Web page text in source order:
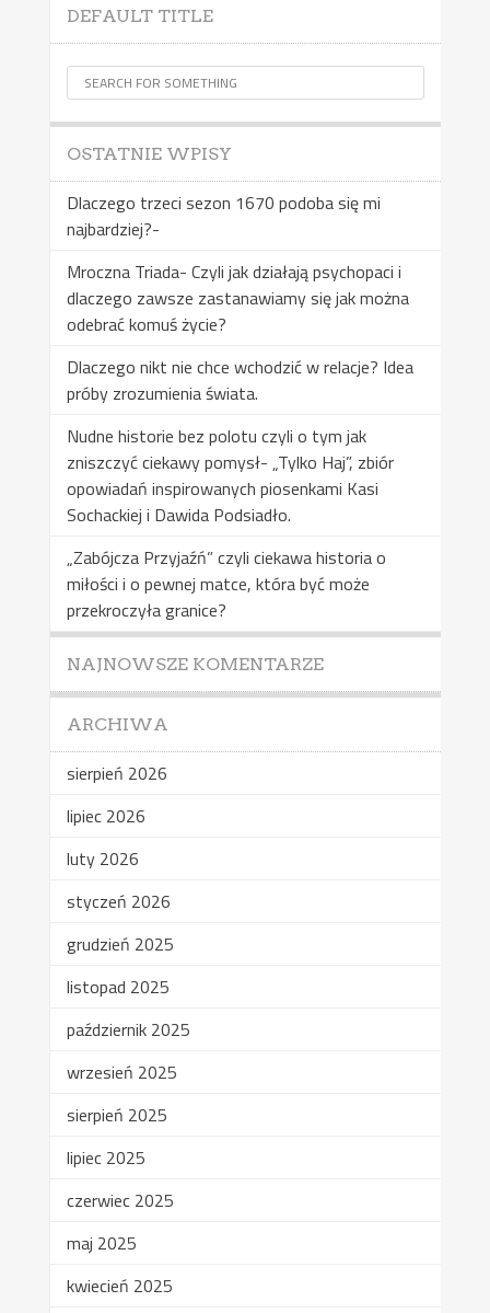
DEFAULT TITLE
OSTATNIE WPISY
Dlaczego trzeci sezon 1670 podoba się mi
najbardziej?-
Mroczna Triada- Czyli jak działają psychopaci i
dlaczego zawsze zastanawiamy się jak można
odebrać komuś życie?
Dlaczego nikt nie chce wchodzić w relacje? Idea
próby zrozumienia świata.
Nudne historie bez polotu czyli o tym jak
zniszczyć ciekawy pomysł- „Tylko Haj”, zbiór
opowiadań inspirowanych piosenkami Kasi
Sochackiej i Dawida Podsiadło.
„Zabójcza Przyjaźń” czyli ciekawa historia o
miłości i o pewnej matce, która być może
przekroczyła granice?
NAJNOWSZE KOMENTARZE
ARCHIWA
sierpień 2026
lipiec 2026
luty 2026
styczeń 2026
grudzień 2025
listopad 2025
październik 2025
wrzesień 2025
sierpień 2025
lipiec 2025
czerwiec 2025
maj 2025
kwiecień 2025